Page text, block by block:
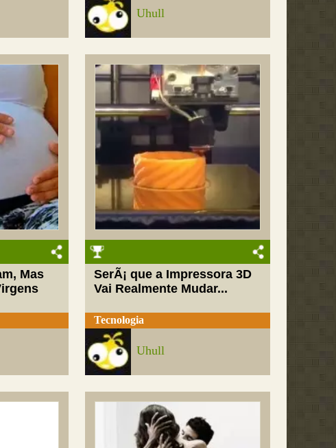
Uhull
Mas
SerÃ¡ que a Impressora 3D
Vai Realmente Mudar...
Tecnologia
Uhull